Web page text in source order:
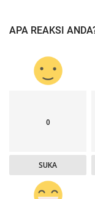
APA REAKSI
0
SUKA